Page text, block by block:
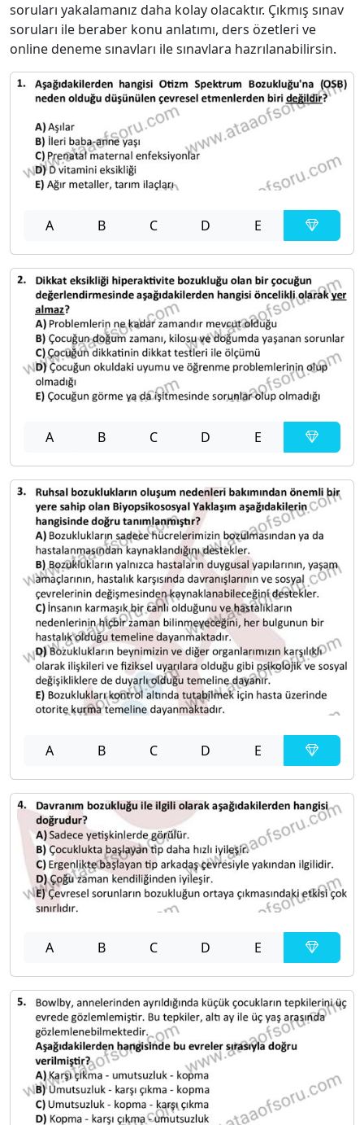
soruları yakalamanız daha kolay olacaktır. Çıkmış sınav
soruları ile beraber konu anlatımı, ders özetleri ve
online deneme sınavları ile sınavlara hazrılanabilirsin.
A B C D E
A B C D E
A B C D E
A B C D E